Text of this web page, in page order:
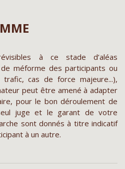
à ce stade d’aléas
méforme des participants ou
cas de force majeure...),
peut être amené à adapter
pour le bon déroulement de
juge et le garant de votre
sont donnés à titre indicatif
à un autre.